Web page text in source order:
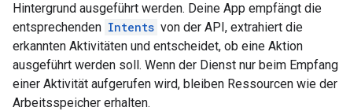
Hintergrund ausgeführt werden. Deine App empfängt die
entsprechenden Intents von der API, extrahiert die
erkannten Aktivitäten und entscheidet, ob eine Aktion
ausgeführt werden soll. Wenn der Dienst nur beim Empfang
einer Aktivität aufgerufen wird, bleiben Ressourcen wie der
Arbeitsspeicher erhalten.